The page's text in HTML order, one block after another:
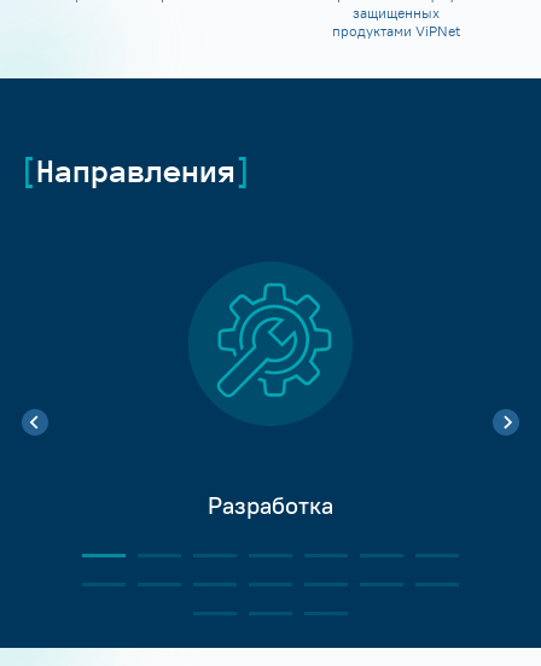
защищенных
продуктами ViPNet
Направления
Разработка